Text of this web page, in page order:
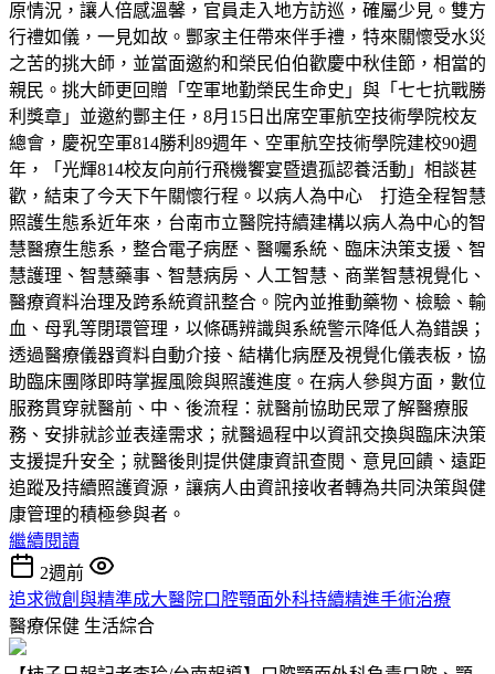
原情況，讓人倍感溫馨，官員走入地方訪巡，確屬少見。雙方
行禮如儀，一見如故。酆家主任帶來伴手禮，特來關懷受水災
之苦的挑大師，並當面邀約和榮民伯伯歡慶中秋佳節，相當的
親民。挑大師更回贈「空軍地勤榮民生命史」與「七七抗戰勝
利獎章」並邀約酆主任，8月15日出席空軍航空技術學院校友
總會，慶祝空軍814勝利89週年、空軍航空技術學院建校90週
年，「光輝814校友向前行飛機饗宴暨遺孤認養活動」相談甚
歡，結束了今天下午關懷行程。以病人為中心 打造全程智慧
照護生態系近年來，台南市立醫院持續建構以病人為中心的智
慧醫療生態系，整合電子病歷、醫囑系統、臨床決策支援、智
慧護理、智慧藥事、智慧病房、人工智慧、商業智慧視覺化、
醫療資料治理及跨系統資訊整合。院內並推動藥物、檢驗、輸
血、母乳等閉環管理，以條碼辨識與系統警示降低人為錯誤；
透過醫療儀器資料自動介接、結構化病歷及視覺化儀表板，協
助臨床團隊即時掌握風險與照護進度。在病人參與方面，數位
服務貫穿就醫前、中、後流程：就醫前協助民眾了解醫療服
務、安排就診並表達需求；就醫過程中以資訊交換與臨床決策
支援提升安全；就醫後則提供健康資訊查閱、意見回饋、遠距
追蹤及持續照護資源，讓病人由資訊接收者轉為共同決策與健
康管理的積極參與者。
繼續閱讀
2週前
追求微創與精準成大醫院口腔顎面外科持續精進手術治療
醫療保健 生活綜合